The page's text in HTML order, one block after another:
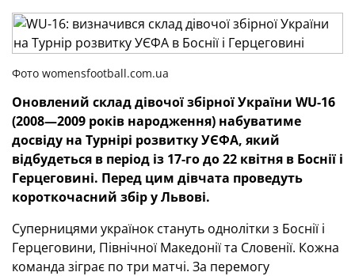
Фото womensfootball.com.ua
Оновлений склад дівочої збірної України WU-16
(2008—2009 років народження) набуватиме
досвіду на Турнірі розвитку УЄФА, який
відбудеться в період із 17-го до 22 квітня в Боснії і
Герцеговині. Перед цим дівчата проведуть
короткочасний збір у Львові.
Суперницями українок стануть однолітки з Боснії і
Герцеговини, Північної Македонії та Словенії. Кожна
команда зіграє по три матчі. За перемогу